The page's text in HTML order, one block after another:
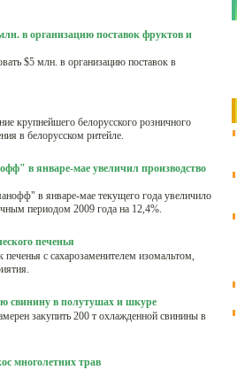
в организацию поставок фруктов и
$5 млн. в организацию поставок в
крупнейшего белорусского розничного
в белорусском ритейле.
в январе-мае увеличил производство
в январе-мае текущего года увеличило
периодом 2009 года на 12,4%.
печенья
с сахарозаменителем изомальтом,
свинину в полутушах и шкуре
закупить 200 т охлажденной свинины в
многолетних трав